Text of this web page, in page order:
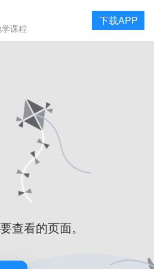
课程
下载APP
查看的页面。